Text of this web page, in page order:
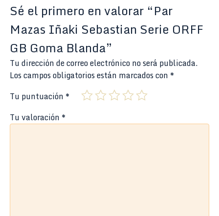
Sé el primero en valorar “Par
Mazas Iñaki Sebastian Serie ORFF
GB Goma Blanda”
Tu dirección de correo electrónico no será publicada.
Los campos obligatorios están marcados con *
Tu puntuación *
Tu valoración *